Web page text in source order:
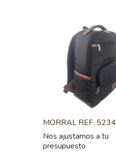
MORRAL REF. 5234
Nos ajustamos a tu
presupuesto